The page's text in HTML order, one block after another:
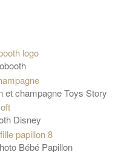
et champagne Toys Story
Disney
Bébé Papillon